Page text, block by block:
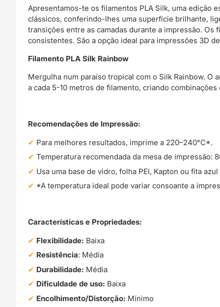
Apresentamos-te os filamentos PLA Silk, uma edição
clássicos, conferindo-lhes uma superfície brilhante,
transições entre as camadas durante a impressão.
consistentes. São a opção ideal para impressões 3D
Filamento PLA Silk Rainbow
Mergulha num paraíso tropical com o Silk Rainbow.
a cada 5-10 metros de filamento, criando
Recomendações de Impressão:
Para melhores resultados, imprime a 220–240°C*.
Temperatura recomendada da mesa de impressão:
Usa uma base de vidro, folha PEI, Kapton ou fita
*A temperatura ideal pode variar consoante a
Características e Propriedades:
Flexibilidade: Baixa
Resistência: Média
Durabilidade: Média
Dificuldade de uso: Baixa
Encolhimento/Distorção: Mínimo